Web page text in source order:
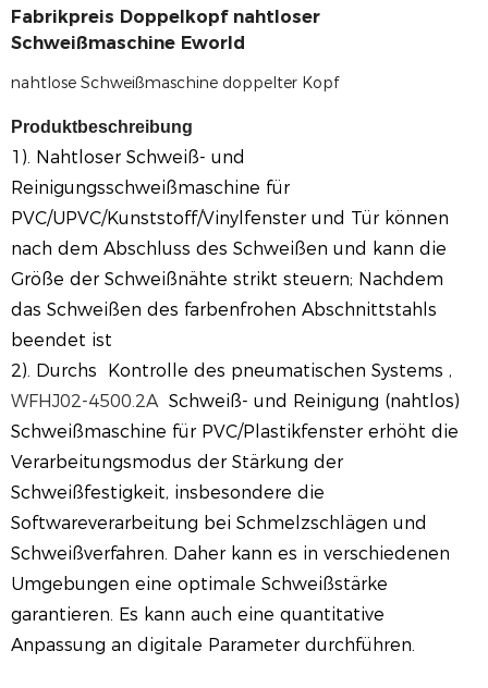
Fabrikpreis Doppelkopf nahtloser
Schweißmaschine Eworld
nahtlose Schweißmaschine doppelter Kopf
Produktbeschreibung
1). Nahtloser Schweiß- und
Reinigungsschweißmaschine für
PVC/UPVC/Kunststoff/Vinylfenster und Tür können
nach dem Abschluss des Schweißen und kann die
Größe der Schweißnähte strikt steuern; Nachdem
das Schweißen des farbenfrohen Abschnittstahls
beendet ist
2). Durchs
Kontrolle des pneumatischen Systems ,
WFHJ02-4500.2A Schweiß- und Reinigung (nahtlos)
Schweißmaschine für PVC/Plastikfenster erhöht die
Verarbeitungsmodus der Stärkung der
Schweißfestigkeit, insbesondere die
Softwareverarbeitung bei Schmelzschlägen und
Schweißverfahren. Daher kann es in verschiedenen
Umgebungen eine optimale Schweißstärke
garantieren. Es kann auch eine quantitative
Anpassung an digitale Parameter durchführen.